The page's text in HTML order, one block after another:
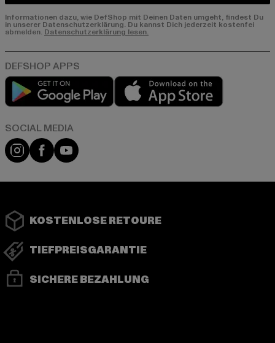
Informationen dazu, wie DefShop mit Deinen Daten umgeht, findest Du
in unserer Datenschutzerklärung. Du kannst Dich jederzeit kostenfei
abmelden. Datenschutzerklärung lesen.
Play market
Instagram
FacebookYouTube
KOSTENLOSE RETOURE
TIEFPREISGARANTIE
SICHERE BEZAHLUNG